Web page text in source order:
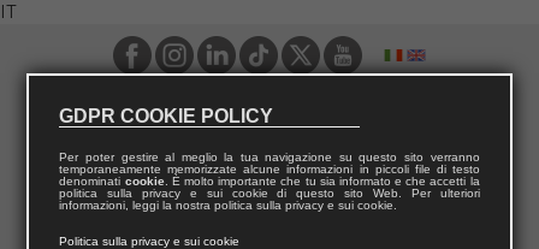
IT
GDPR COOKIE POLICY
Per poter gestire al meglio la tua navigazione su questo sito verranno
temporaneamente memorizzate alcune informazioni in piccoli file di testo
denominati cookie. È molto importante che tu sia informato e che accetti la
politica sulla privacy e sui cookie di questo sito Web. Per ulteriori
informazioni, leggi la nostra politica sulla privacy e sui cookie.
Politica sulla privacy e sui cookie